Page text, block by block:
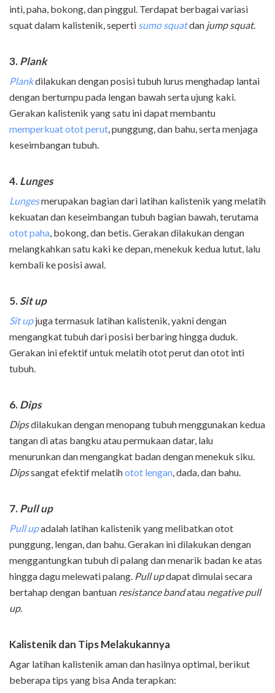
inti, paha, bokong, dan pinggul. Terdapat berbagai variasi
squat dalam kalistenik, seperti sumo squatdan jump squat.
3.Plank
Plankdilakukan dengan posisi tubuh lurus menghadap lantai
dengan bertumpu pada lengan bawah serta ujung kaki.
Gerakan kalistenik yang satu ini dapat membantu
memperkuat otot perut, punggung, dan bahu, serta menjaga
keseimbangan tubuh.
4.Lunges
Lungesmerupakan bagian dari latihan kalistenik yang melatih
kekuatan dan keseimbangan tubuh bagian bawah, terutama
otot paha, bokong, dan betis. Gerakan dilakukan dengan
melangkahkan satu kaki ke depan, menekuk kedua lutut, lalu
kembali ke posisi awal.
5.Sit up
Sit upjuga termasuk latihan kalistenik, yakni dengan
mengangkat tubuh dari posisi berbaring hingga duduk.
Gerakan ini efektif untuk melatih otot perut dan otot inti
tubuh.
6.Dips
Dipsdilakukan dengan menopang tubuh menggunakan kedua
tangan di atas bangku atau permukaan datar, lalu
menurunkan dan mengangkat badan dengan menekuk siku.
Dipssangat efektif melatihotot lengan, dada, dan bahu.
7.Pull up
Pull upadalah latihan kalistenik yang melibatkan otot
punggung, lengan, dan bahu. Gerakan ini dilakukan dengan
menggantungkan tubuh di palang dan menarik badan ke atas
hingga dagu melewati palang. Pull updapat dimulai secara
bertahap dengan bantuan resistance bandatau negative pull
up.
Kalistenik dan Tips Melakukannya
Agar latihan kalistenik aman dan hasilnya optimal, berikut
beberapa tips yang bisa Anda terapkan: